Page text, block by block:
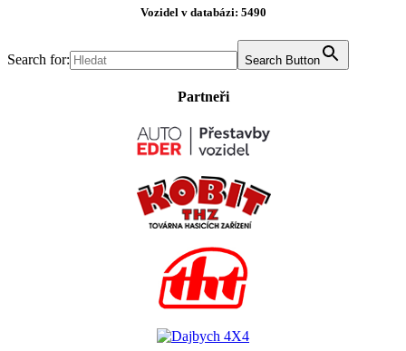
Vozidel v databázi: 5490
Search for: Search Button
Partneři